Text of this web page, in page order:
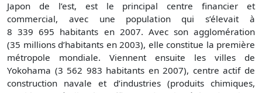
Japon de l’est, est le principal centre financier et
commercial, avec une population qui s’élevait à
8 339 695 habitants en 2007. Avec son agglomération
(35 millions d’habitants en 2003), elle constitue la première
métropole mondiale. Viennent ensuite les villes de
Yokohama (3 562 983 habitants en 2007), centre actif de
construction navale et d’industries (produits chimiques,